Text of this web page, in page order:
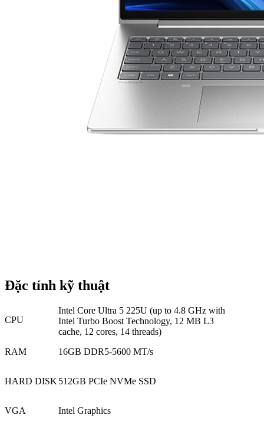
Đặc tính kỹ thuật
CPU
Intel Core Ultra 5 225U (up to 4.8 GHz with
Intel Turbo Boost Technology, 12 MB L3
cache, 12 cores, 14 threads)
RAM
16GB DDR5-5600 MT/s
HARD DISK 512GB PCIe NVMe SSD
VGA Intel Graphics